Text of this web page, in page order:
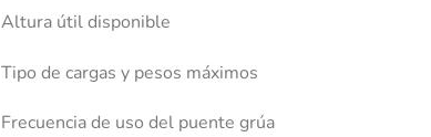
Altura útil disponible
Tipo de cargas y pesos máximos
Frecuencia de uso del puente grúa